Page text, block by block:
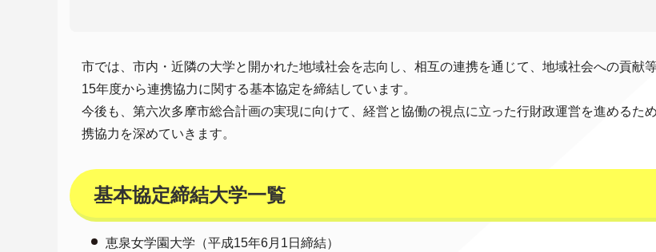
市では、市内・近隣の大学と開かれた地域社会を志向し、相互の連携を通じて、地域社会への貢献
15年度から連携協力に関する基本協定を締結しています。
今後も、第六次多摩市総合計画の実現に向けて、経営と協働の視点に立った行財政運営を進めるた
携協力を深めていきます。
基本協定締結大学一覧
恵泉女学園大学（平成15年6月1日締結）